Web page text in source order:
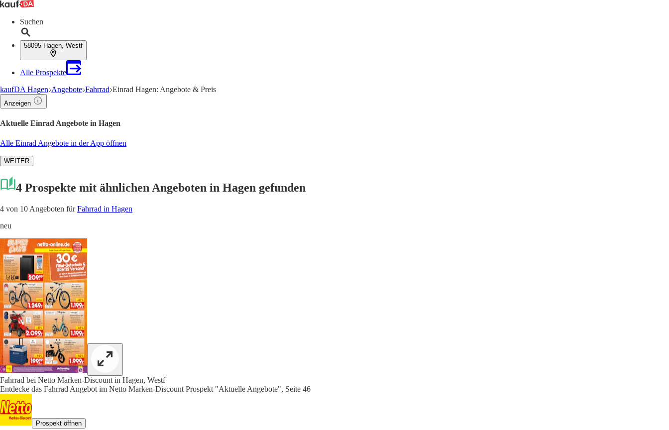
Suchen
58095 Hagen, Westf
Alle Prospekte
kaufDA Hagen Angebote Fahrrad Einrad Hagen: Angebote & Preis
Anzeigen
Aktuelle Einrad Angebote in Hagen
Alle Einrad Angebote in der App öffnen
WEITER
4 Prospekte mit ähnlichen Angeboten in Hagen gefunden
4 von 10 Angeboten fürFahrrad in Hagen
neu
Fahrrad bei Netto Marken-Discount in Hagen, Westf
Entdecke das Fahrrad Angebot im Netto Marken-Discount Prospekt "Aktuelle Angebote", Seite 46
Prospekt öffnen